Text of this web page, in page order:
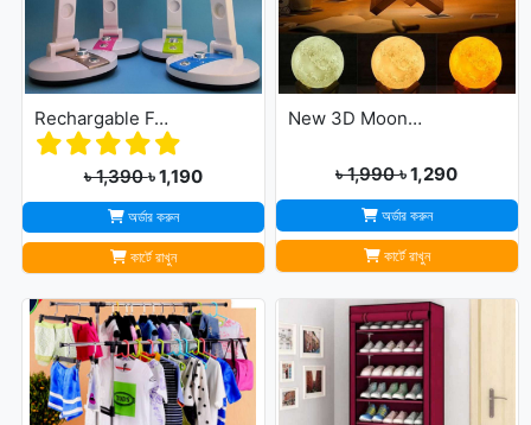
Rechargable Folding Table Fan With LED Light
৳ 1,390৳ 1,190
অর্ডার করুন
কার্টে রাখুন
New 3D Moon Lamp 16 Colors Remote & Touching system
৳ 1,990৳ 1,290
অর্ডার করুন
কার্টে রাখুন